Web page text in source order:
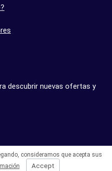
descubrir nuevas ofertas y
consideramos que acepta sus
Accept